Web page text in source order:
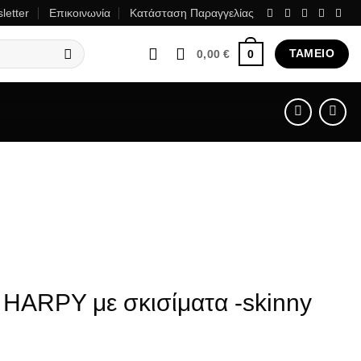
Επικοινωνία Κατάσταση Παραγγελίας
0,00€ 0 ΤΑΜΕΊΟ
με σκισίματα -skinny